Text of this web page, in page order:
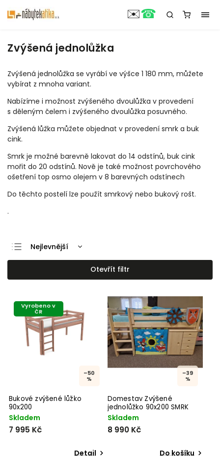
Zvýšená jednolůžka
Zvýšená jednolůžka se vyrábí ve výšce 1 180 mm, můžete
vybírat z mnoha variant.
Nabízíme i možnost zvýšeného dvoulůžka v provedení
s děleným čelem i zvýšeného dvoulůžka posuvného.
Zvýšená lůžka můžete objednat v provedení smrk a buk
cink.
Smrk je možné barevně lakovat do 14 odstínů, buk cink
mořit do 20 odstínů. Nově je také možnost povrchového
ošetření top osmo olejem v 8 barevných odstínech
Do těchto postelí lze použít smrkový nebo bukový rošt.
.
Nejlevnější
Nejdražší
Nejprodávanější
Otevřít filtr
Vyrobeno v
ČR
–50
%
Bukové zvýšené lůžko
90x200
Skladem
7 995 Kč
Detail
–39
%
Domestav Zvýšené
jednolůžko 90x200 SMRK
Skladem
8 990 Kč
Do košíku
✉️☎